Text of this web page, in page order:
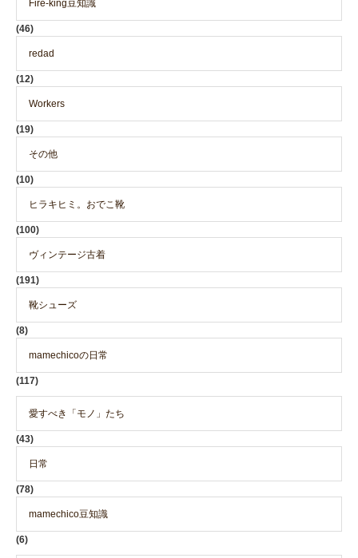
Fire-king豆知識
(46)
redad
(12)
Workers
(19)
その他
(10)
ヒラキヒミ。おでこ靴
(100)
ヴィンテージ古着
(191)
靴シューズ
(8)
mamechicoの日常
(117)
愛すべき「モノ」たち
(43)
日常
(78)
mamechico豆知識
(6)